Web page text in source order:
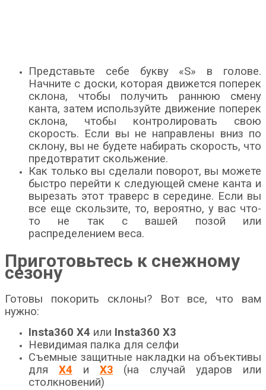
Представьте себе букву «S» в голове.
Начните с доски, которая движется поперек
склона, чтобы получить раннюю смену
канта, затем используйте движение поперек
склона, чтобы контролировать свою
скорость. Если вы не направлены вниз по
склону, вы не будете набирать скорость, что
предотвратит скольжение.
Как только вы сделали поворот, вы можете
быстро перейти к следующей смене канта и
вырезать этот траверс в середине. Если вы
все еще скользите, то, вероятно, у вас что-
то не так с вашей позой или
распределением веса.
Приготовьтесь к снежному
сезону
Готовы покорить склоны? Вот все, что вам
нужно:
Insta360 Х4 или Insta360 Х3
Невидимая палка для селфи
Съемные защитные накладки на объективы
для X4 и X3 (на случай ударов или
столкновений)